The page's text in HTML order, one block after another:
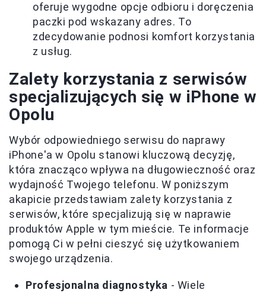
oferuje wygodne opcje odbioru i doręczenia
paczki pod wskazany adres. To
zdecydowanie podnosi komfort korzystania
z usług.
Zalety korzystania z serwisów
specjalizujących się w iPhone w
Opolu
Wybór odpowiedniego serwisu do naprawy
iPhone'a w Opolu stanowi kluczową decyzję,
która znacząco wpływa na długowieczność oraz
wydajność Twojego telefonu. W poniższym
akapicie przedstawiam zalety korzystania z
serwisów, które specjalizują się w naprawie
produktów Apple w tym mieście. Te informacje
pomogą Ci w pełni cieszyć się użytkowaniem
swojego urządzenia.
Profesjonalna diagnostyka - Wiele